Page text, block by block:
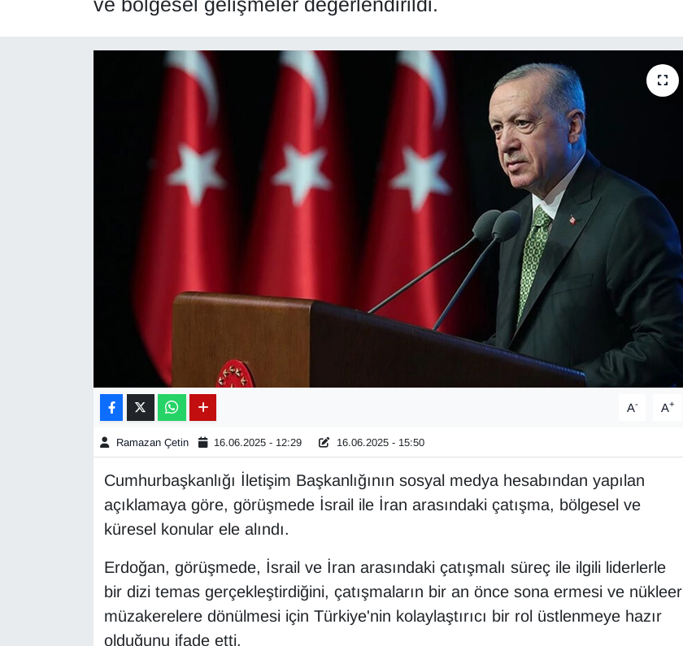
A- A+
Ramazan Çetin 16.06.2025 - 12:29 16.06.2025 - 15:50
Cumhurbaşkanlığı İletişim Başkanlığının sosyal medya hesabından yapılan
açıklamaya göre, görüşmede İsrail ile İran arasındaki çatışma, bölgesel ve
küresel konular ele alındı.
Erdoğan, görüşmede, İsrail ve İran arasındaki çatışmalı süreç ile ilgili liderlerle
bir dizi temas gerçekleştirdiğini, çatışmaların bir an önce sona ermesi ve nükleer
müzakerelere dönülmesi için Türkiye'nin kolaylaştırıcı bir rol üstlenmeye hazır
olduğunu ifade etti.
HABERDE İNSAN
Kamu Alımları